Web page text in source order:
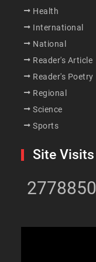
Health
International
National
Reader's Article
Reader's Poetry
Regional
Science
Sports
Site Visits
2778850